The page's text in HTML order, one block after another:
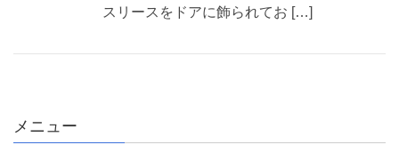
スリースをドアに飾られてお […]
メニュー